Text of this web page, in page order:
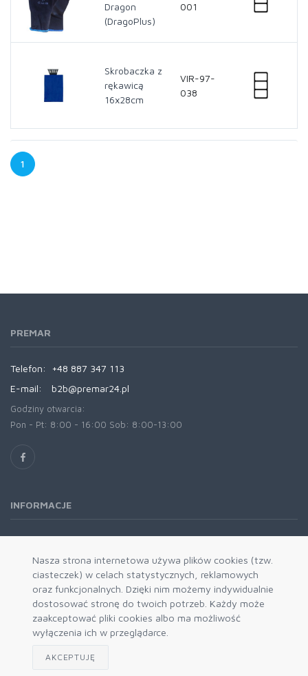
Nasza strona internetowa używa plików cookies (tzw.
ciasteczek) w celach statystycznych, reklamowych
oraz funkcjonalnych. Dzięki nim możemy indywidualnie
dostosować stronę do twoich potrzeb. Każdy może
zaakceptować pliki cookies albo ma możliwość
wyłączenia ich w przeglądarce.
AKCEPTUJĘ
Dragon
(DragoPlus)
001
Skrobaczka z
rękawicą
16x28cm
VIR-97-
038
1
PREMAR
Telefon:
+48 887 347 113
E-mail:
b2b@premar24.pl
Godziny otwarcia:
Pon - Pt: 8:00 - 16:00 Sob: 8:00-13:00
INFORMACJE
Oferta
Kontakt
REGULAMINY
Regulamin
Regulamin programu lojalnościowego